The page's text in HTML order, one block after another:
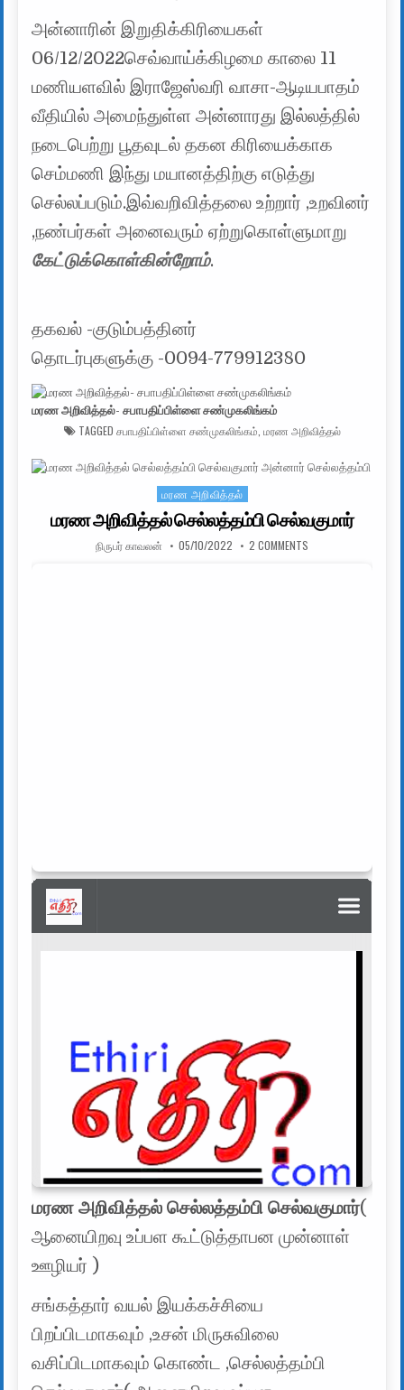
அன்னாரின் இறுதிக்கிரியைகள்
06/12/2022செவ்வாய்க்கிழமை காலை 11
மணியளவில் இராஜேஸ்வரி வாசா-ஆடியபாதம்
வீதியில் அமைந்துள்ள அன்னாரது இல்லத்தில்
நடைபெற்று பூதவுடல் தகன கிரியைக்காக
செம்மணி இந்து மயானத்திற்கு எடுத்து
செல்லப்படும்.இவ்வறிவித்தலை உற்றார் ,உறவினர்
,நண்பர்கள் அனைவரும் ஏற்றுகொள்ளுமாறு
கேட்டுக்கொள்கின்றோம்.
தகவல் -குடும்பத்தினர்
தொடர்புகளுக்கு -0094-779912380
மரண அறிவித்தல்- சபாபதிப்பிள்ளை சண்முகலிங்கம்
TAGGED சபாபதிப்பிள்ளை சண்முகலிங்கம் மரண அறிவித்தல்
Posted in
மரண அறிவித்தல்
மரண அறிவித்தல் செல்லத்தம்பி செல்வகுமார்
AUTHOR:
நிருபர் காவலன் PUBLISHED DATE:
05/10/2022 2 COMMENTS
மரண அறிவித்தல் செல்லத்தம்பி செல்வகுமார்(
ஆனையிறவு உப்பள கூட்டுத்தாபன முன்னாள்
ஊழியர் )
சங்கத்தார் வயல் இயக்கச்சியை
பிறப்பிடமாகவும் ,உசன் மிருசுவிலை
வசிப்பிடமாகவும் கொண்ட ,செல்லத்தம்பி